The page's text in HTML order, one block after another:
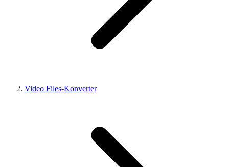
Video Files-Konverter